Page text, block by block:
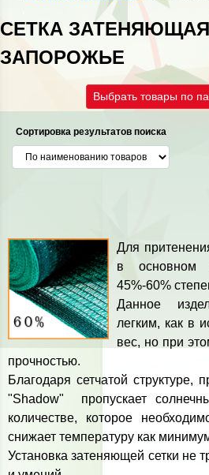
СЕТКА ЗАТЕНЯЮЩАЯ
ЗАПОРОЖЬЕ
Выбрать товары по
Сортировка результатов поиска
Для
в основном
45%-60%
Данное
легким, как в
вес, но при
прочностью.
Благодаря сетчатой
"Shadow" пропускает
количестве, которое
снижает температуру как
Установка затеняющей сетки не